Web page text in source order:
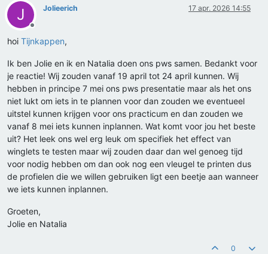
J
Offline
Jolieerich 17 apr. 2026 14:55
hoi Tijnkappen,
Ik ben Jolie en ik en Natalia doen ons pws samen. Bedankt voor
je reactie! Wij zouden vanaf 19 april tot 24 april kunnen. Wij
hebben in principe 7 mei ons pws presentatie maar als het ons
niet lukt om iets in te plannen voor dan zouden we eventueel
uitstel kunnen krijgen voor ons practicum en dan zouden we
vanaf 8 mei iets kunnen inplannen. Wat komt voor jou het beste
uit? Het leek ons wel erg leuk om specifiek het effect van
winglets te testen maar wij zouden daar dan wel genoeg tijd
voor nodig hebben om dan ook nog een vleugel te printen dus
de profielen die we willen gebruiken ligt een beetje aan wanneer
we iets kunnen inplannen.
Groeten,
Jolie en Natalia
0